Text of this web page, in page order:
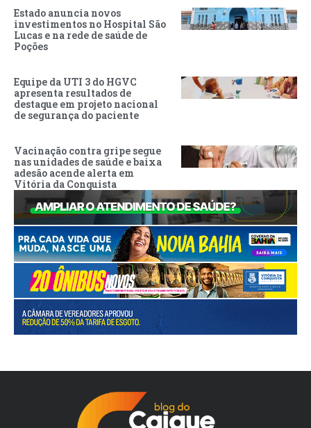
Estado anuncia novos
investimentos no Hospital São
Lucas e na rede de saúde de
Poções
Equipe da UTI 3 do HGVC
apresenta resultados de
destaque em projeto nacional
de segurança do paciente
Vacinação contra gripe segue
nas unidades de saúde e baixa
adesão acende alerta em
Vitória da Conquista